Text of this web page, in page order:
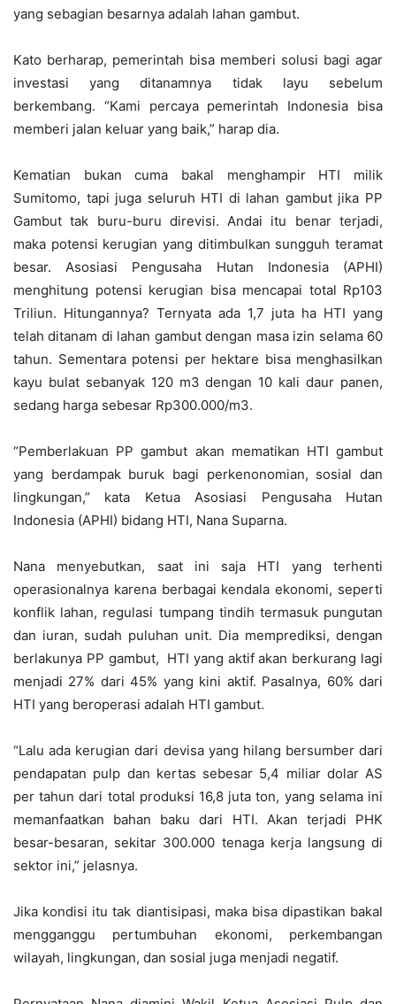
yang sebagian besarnya adalah lahan gambut.
Kato berharap, pemerintah bisa memberi solusi bagi agar
investasi yang ditanamnya tidak layu sebelum
berkembang. “Kami percaya pemerintah Indonesia bisa
memberi jalan keluar yang baik,” harap dia.
Kematian bukan cuma bakal menghampir HTI milik
Sumitomo, tapi juga seluruh HTI di lahan gambut jika PP
Gambut tak buru-buru direvisi. Andai itu benar terjadi,
maka potensi kerugian yang ditimbulkan sungguh teramat
besar. Asosiasi Pengusaha Hutan Indonesia (APHI)
menghitung potensi kerugian bisa mencapai total Rp103
Triliun. Hitungannya? Ternyata ada 1,7 juta ha HTI yang
telah ditanam di lahan gambut dengan masa izin selama 60
tahun. Sementara potensi per hektare bisa menghasilkan
kayu bulat sebanyak 120 m3 dengan 10 kali daur panen,
sedang harga sebesar Rp300.000/m3.
“Pemberlakuan PP gambut akan mematikan HTI gambut
yang berdampak buruk bagi perkenonomian, sosial dan
lingkungan,” kata Ketua Asosiasi Pengusaha Hutan
Indonesia (APHI) bidang HTI, Nana Suparna.
Nana menyebutkan, saat ini saja HTI yang terhenti
operasionalnya karena berbagai kendala ekonomi, seperti
konflik lahan, regulasi tumpang tindih termasuk pungutan
dan iuran, sudah puluhan unit. Dia memprediksi, dengan
berlakunya PP gambut, HTI yang aktif akan berkurang lagi
menjadi 27% dari 45% yang kini aktif. Pasalnya, 60% dari
HTI yang beroperasi adalah HTI gambut.
“Lalu ada kerugian dari devisa yang hilang bersumber dari
pendapatan pulp dan kertas sebesar 5,4 miliar dolar AS
per tahun dari total produksi 16,8 juta ton, yang selama ini
memanfaatkan bahan baku dari HTI. Akan terjadi PHK
besar-besaran, sekitar 300.000 tenaga kerja langsung di
sektor ini,” jelasnya.
Jika kondisi itu tak diantisipasi, maka bisa dipastikan bakal
mengganggu pertumbuhan ekonomi, perkembangan
wilayah, lingkungan, dan sosial juga menjadi negatif.